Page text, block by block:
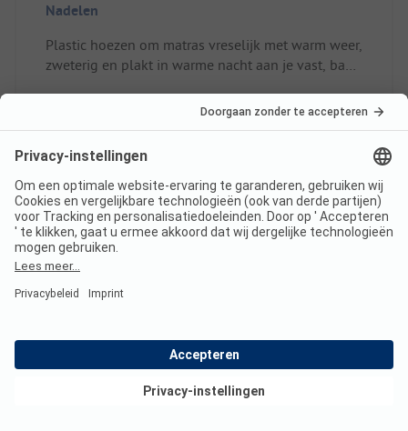
Nadelen
Plastic hoezen om matras vreselijk met warm weer,
zweterig en plakt in warme nacht aan je vast, bah
slaapkamers met warm weer onprettig
Lees de volledige
beoordeling
heel goed 10
Bekijk deals